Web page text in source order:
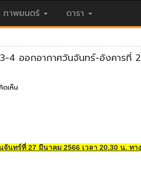
ภาพยนตร์ ดารา